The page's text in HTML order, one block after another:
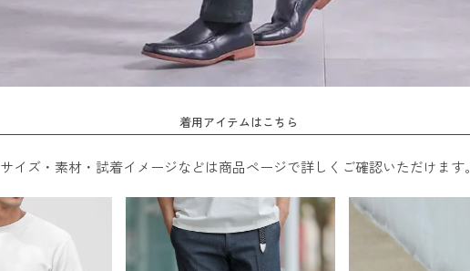
着用アイテムはこちら
サイズ・素材・試着イメージなどは商品ページで詳しくご確認いただけます。